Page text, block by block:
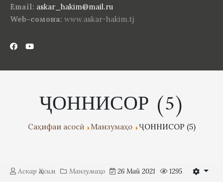
Email: askar_hakim@mail.ru
Web-сомона: www.askar-hakim.tj
ҶОННИСОР (5)
Саҳифаи асосӣ Манзумаҳо ҶОННИСОР (5)
Аскар Ҳаким Манзумаҳо 26 Май 2021 1295